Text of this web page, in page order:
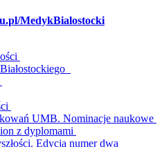
MedykBialostocki
UMB. Nominacje naukowe
z dyplomami
Edycja numer dwa